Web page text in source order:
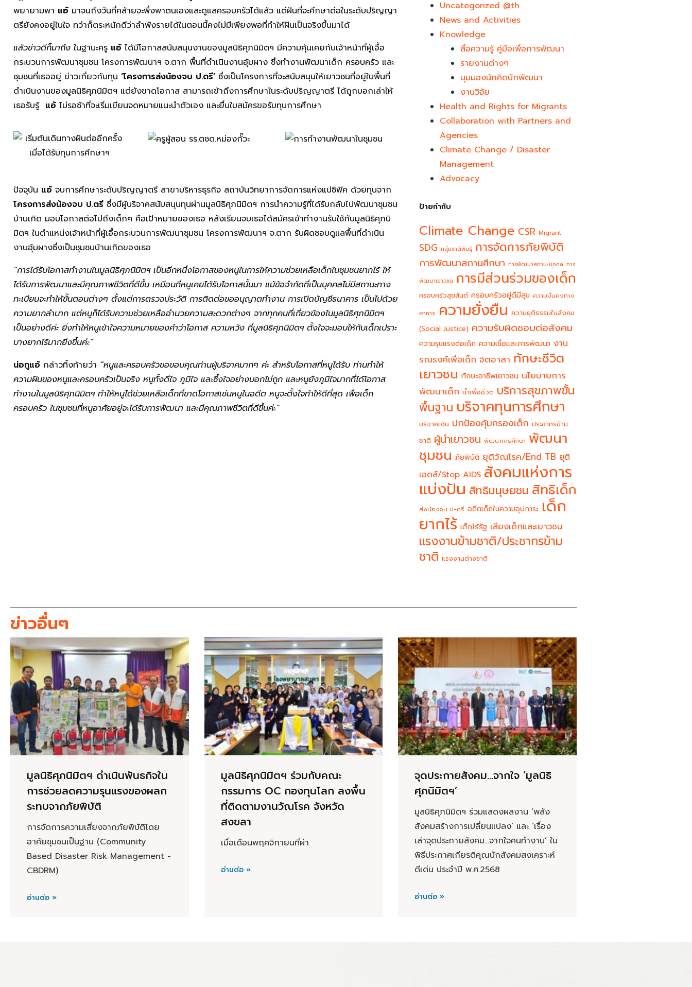
พยายามพา แอ้ มาจนถึงวันที่คล้ายจะพึ่งพาตนเองและดูแลครอบครัวได้แล้ว แต่ฝันที่จะศึกษาต่อในระดับปริญญา
ตรียังคงอยู่ในใจ ทว่าก็ตระหนักดีว่าลำพังรายได้ในตอนนี้คงไม่มีเพียงพอที่ทำให้ฝันเป็นจริงขึ้นมาได้
แล้วข่าวดีก็มาถึง ในฐานะครู แอ้ ได้มีโอกาสสนับสนุนงานของมูลนิธิศุภนิมิตฯ มีความคุ้นเคยกับเจ้าหน้าที่ผู้เอื้อ
กระบวนการพัฒนาชุมชน โครงการพัฒนาฯ จ.ตาก พื้นที่ดำเนินงานอุ้มผาง ซึ่งทำงานพัฒนาเด็ก ครอบครัว และ
ชุมชนที่เธออยู่ ข่าวเกี่ยวกับทุน ‘โครงการส่งน้องจบ ป.ตรี’ ซึ่งเป็นโครงการที่จะสนับสนุนให้เยาวชนที่อยู่ในพื้นที่
ดำเนินงานของมูลนิธิศุภนิมิตฯ แต่ยังขาดโอกาส สามารถเข้าถึงการศึกษาในระดับปริญญาตรี ได้ถูกบอกเล่าให้
เธอรับรู้ แอ้ ไม่รอช้าที่จะเริ่มเขียนจดหมายแนะนำตัวเอง และยื่นใบสมัครขอรับทุนการศึกษา
ปัจจุบัน แอ้ จบการศึกษาระดับปริญญาตรี สาขาบริหารธุรกิจ สถาบันวิทยาการจัดการแห่งแปซิฟิค ด้วยทุนจาก
โครงการส่งน้องจบ ป.ตรี ซึ่งมีผู้บริจาคสนับสนุนทุนผ่านมูลนิธิศุภนิมิตฯ การนำความรู้ที่ได้รับกลับไปพัฒนาชุมชน
บ้านเกิด มอบโอกาสต่อไปถึงเด็กๆ คือเป้าหมายของเธอ หลังเรียนจบเธอได้สมัครเข้าทำงานรับใช้กับมูลนิธิศุภนิ
มิตฯ ในตำแหน่งเจ้าหน้าที่ผู้เอื้อกระบวนการพัฒนาชุมชน โครงการพัฒนาฯ จ.ตาก รับผิดชอบดูแลพื้นที่ดำเนิน
งานอุ้มผางซึ่งเป็นชุมชนบ้านเกิดของเธอ
“การได้รับโอกาสทำงานในมูลนิธิศุภนิมิตฯ เป็นอีกหนึ่งโอกาสของหนูในการให้ความช่วยเหลือเด็กในชุมชนยากไร้ ให้
ได้รับการพัฒนาและมีคุณภาพชีวิตที่ดีขึ้น เหมือนที่หนูเคยได้รับโอกาสนั้นมา แม้ข้อจำกัดที่เป็นบุคคลไม่มีสถานะทาง
ทะเบียนจะทำให้ขั้นตอนต่างๆ ตั้งแต่การตรวจประวัติ การติดต่อขออนุญาตทำงาน การเปิดบัญชีธนาคาร เป็นไปด้วย
ความยากลำบาก แต่หนูก็ได้รับความช่วยเหลืออำนวยความสะดวกต่างๆ จากทุกคนที่เกี่ยวข้องในมูลนิธิศุภนิมิตฯ
เป็นอย่างดีค่ะ ยิ่งทำให้หนูเข้าใจความหมายของคำว่าโอกาส ความหวัง ที่มูลนิธิศุภนิมิตฯ ตั้งใจจะมอบให้กับเด็กเปราะ
บางยากไร้มากยิ่งขึ้นค่ะ”
น่อทูแอ้ กล่าวทิ้งท้ายว่า “หนูและครอบครัวขอขอบคุณท่านผู้บริจาคมากๆ ค่ะ สำหรับโอกาสที่หนูได้รับ ท่านทำให้
ความฝันของหนูและครอบครัวเป็นจริง หนูทั้งดีใจ ภูมิใจ และซึ้งใจอย่างบอกไม่ถูก และหนูยังภูมิใจมากที่ได้โอกาส
ทำงานในมูลนิธิศุภนิมิตฯ ทำให้หนูได้ช่วยเหลือเด็กที่ขาดโอกาสเช่นหนูในอดีต หนูจะตั้งใจทำให้ดีที่สุด เพื่อเด็ก
ครอบครัว ในชุมชนที่หนูอาศัยอยู่จะได้รับการพัฒนา และมีคุณภาพชีวิตที่ดีขึ้นค่ะ”
Uncategorized @th
News and Activities
Knowledge
สื่อความรู้ คู่มือเพื่อการพัฒนา
รายงานต่างๆ
มุมมองนักคิดนักพัฒนา
งานวิจัย
Health and Rights for Migrants
Collaboration with Partners and
Agencies
Climate Change / Disaster
Management
Advocacy
ป้ายกำกับ
Climate Change CSR Migrant
SDG กลุ่มชาติพันธุ์ การจัดการภัยพิบัติ
การพัฒนาสถานศึกษา การพัฒนาสถานะบุคคล การ
พัฒนาเยาวชน การมีส่วนร่วมของเด็ก
ครอบครัวสุขสันต์ ครอบครัวอยู่ดีมีสุข ความมั่นคงทาง
อาหาร ความยั่งยืน ความยุติธรรมในสังคม
(Social Justice) ความรับผิดชอบต่อสังคม
ความรุนแรงต่อเด็ก ความเชื่อและการพัฒนา งาน
รณรงค์เพื่อเด็ก จิตอาสา ทักษะชีวิต
เยาวชน ทักษะอาชีพเยาวชน นโยบายการ
พัฒนาเด็ก น้ำเพื่อชีวิต บริการสุขภาพขั้น
พื้นฐาน บริจาคทุนการศึกษา
บริจาคเงิน ปกป้องคุ้มครองเด็ก ประชากรข้าม
ชาติ ผู้นำเยาวชน พัฒนาการศึกษา พัฒนา
ชุมชน ภัยพิบัติ ยุติวัณโรค/End TB ยุติ
เอดส์/Stop AIDS สังคมแห่งการ
แบ่งปัน สิทธิมนุษยชน สิทธิเด็ก
ส่งน้องจบ ป-ตรี อดีตเด็กในความอุปการะ เด็ก
ยากไร้ เด็กไร้รัฐ เสียงเด็กและเยาวชน
แรงงานข้ามชาติ/ประชากรข้าม
ชาติ แรงงานต่างชาติ
ข่าวอื่นๆ
มูลนิธิศุภนิมิตฯ ดำเนินพันธกิจใน
การช่วยลดความรุนแรงของผลก
ระทบจากภัยพิบัติ
การจัดการความเสี่ยงจากภัยพิบัติโดย
อาศัยชุมชนเป็นฐาน (Community
Based Disaster Risk Management -
CBDRM)
อ่านต่อ »
มูลนิธิศุภนิมิตฯ ร่วมกับคณะ
กรรมการ OC กองทุนโลก ลงพื้น
ที่ติดตามงานวัณโรค จังหวัด
สงขลา
เมื่อเดือนพฤศจิกายนที่ผ่า
อ่านต่อ »
จุดประกายสังคม…จากใจ ‘มูลนิธิ
ศุภนิมิตฯ’
มูลนิธิศุภนิมิตฯ ร่วมแสดงผลงาน ‘พลัง
สังคมสร้างการเปลี่ยนแปลง’ และ ‘เรื่อง
เล่าจุดประกายสังคม...จากใจคนทำงาน’ ใน
พิธีประกาศเกียรติคุณนักสังคมสงเคราะห์
ดีเด่น ประจำปี พ.ศ.2568
อ่านต่อ »